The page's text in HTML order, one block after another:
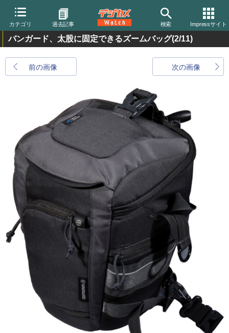
カテゴリ 過去記事 検索 Impressサイト
バンガード、太股に固定できるズームバッグ(2/11)
前の画像 次の画像